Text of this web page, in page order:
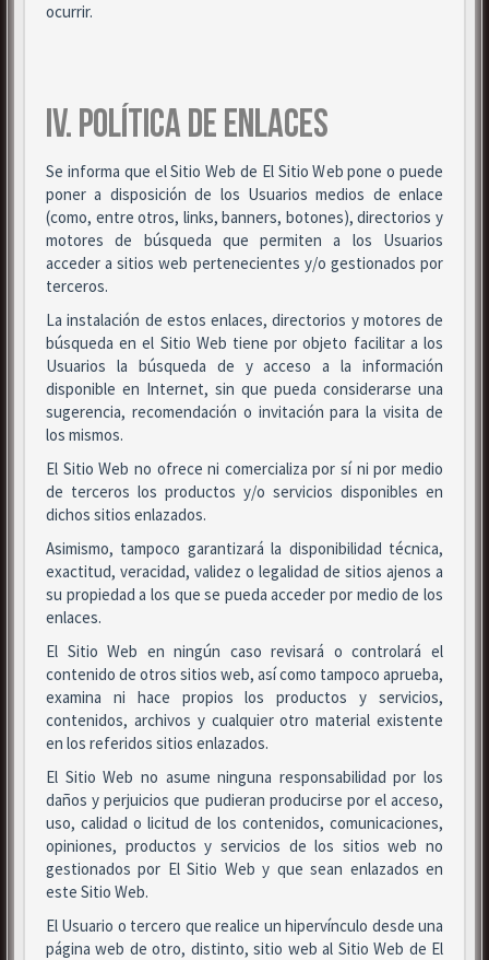
ocurrir.
IV. POLÍTICA DE ENLACES
Se informa que el Sitio Web de El Sitio Web pone o puede
poner a disposición de los Usuarios medios de enlace
(como, entre otros, links, banners, botones), directorios y
motores de búsqueda que permiten a los Usuarios
acceder a sitios web pertenecientes y/o gestionados por
terceros.
La instalación de estos enlaces, directorios y motores de
búsqueda en el Sitio Web tiene por objeto facilitar a los
Usuarios la búsqueda de y acceso a la información
disponible en Internet, sin que pueda considerarse una
sugerencia, recomendación o invitación para la visita de
los mismos.
El Sitio Web no ofrece ni comercializa por sí ni por medio
de terceros los productos y/o servicios disponibles en
dichos sitios enlazados.
Asimismo, tampoco garantizará la disponibilidad técnica,
exactitud, veracidad, validez o legalidad de sitios ajenos a
su propiedad a los que se pueda acceder por medio de los
enlaces.
El Sitio Web en ningún caso revisará o controlará el
contenido de otros sitios web, así como tampoco aprueba,
examina ni hace propios los productos y servicios,
contenidos, archivos y cualquier otro material existente
en los referidos sitios enlazados.
El Sitio Web no asume ninguna responsabilidad por los
daños y perjuicios que pudieran producirse por el acceso,
uso, calidad o licitud de los contenidos, comunicaciones,
opiniones, productos y servicios de los sitios web no
gestionados por El Sitio Web y que sean enlazados en
este Sitio Web.
El Usuario o tercero que realice un hipervínculo desde una
página web de otro, distinto, sitio web al Sitio Web de El